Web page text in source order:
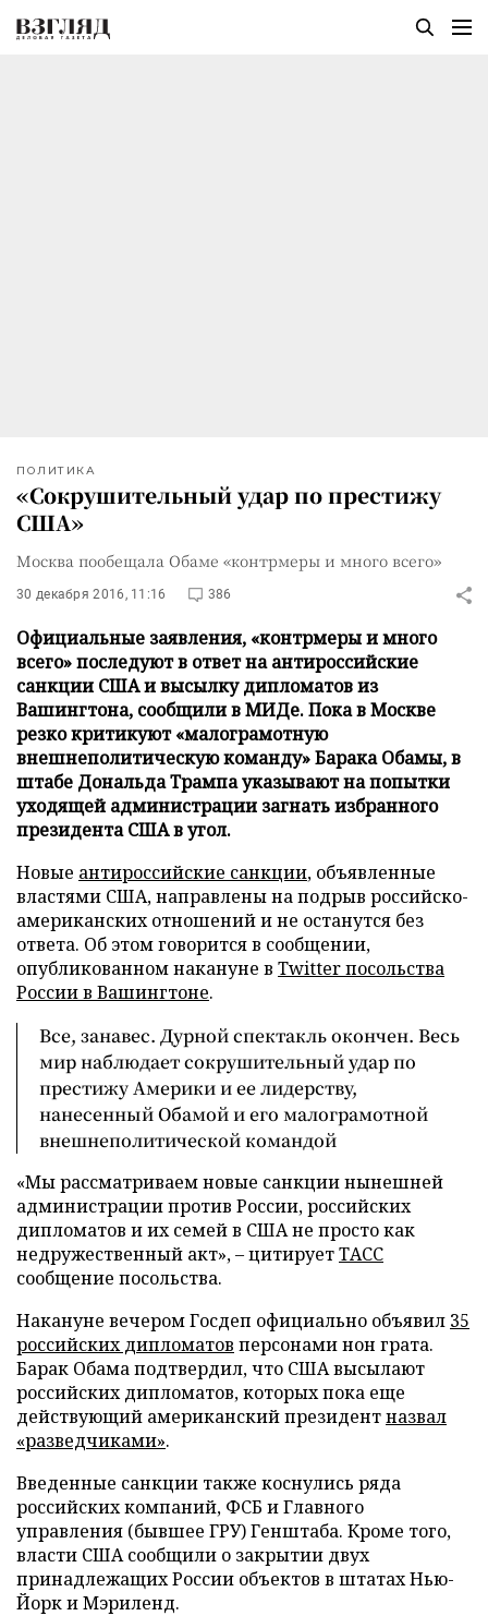
ПОЛИТИКА
«Сокрушительный удар по престижу
США»
Москва пообещала Обаме «контрмеры и много всего»
30 декабря 2016, 11:16 386
Официальные заявления, «контрмеры и много
всего» последуют в ответ на антироссийские
санкции США и высылку дипломатов из
Вашингтона, сообщили в МИДе. Пока в Москве
резко критикуют «малограмотную
внешнеполитическую команду» Барака Обамы, в
штабе Дональда Трампа указывают на попытки
уходящей администрации загнать избранного
президента США в угол.
Новые антироссийские санкции, объявленные
властями США, направлены на подрыв российско-
американских отношений и не останутся без
ответа. Об этом говорится в сообщении,
опубликованном накануне в Twitter посольства
России в Вашингтоне.
Все, занавес. Дурной спектакль окончен. Весь
мир наблюдает сокрушительный удар по
престижу Америки и ее лидерству,
нанесенный Обамой и его малограмотной
внешнеполитической командой
«Мы рассматриваем новые санкции нынешней
администрации против России, российских
дипломатов и их семей в США не просто как
недружественный акт», – цитируетТАСС
сообщение посольства.
Накануне вечером Госдеп официально объявил 35
российских дипломатов персонами нон грата.
Барак Обама подтвердил, что США высылают
российских дипломатов, которых пока еще
действующий американский президентназвал
«разведчиками».
Введенные санкции также коснулись ряда
российских компаний, ФСБ и Главного
управления (бывшее ГРУ) Генштаба. Кроме того,
власти США сообщили о закрытии двух
принадлежащих России объектов в штатах Нью-
Йорк и Мэриленд.